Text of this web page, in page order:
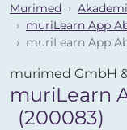
Murimed
muriLearn App
muriLearn App
murimed GmbH &
muriLearn
(200083)